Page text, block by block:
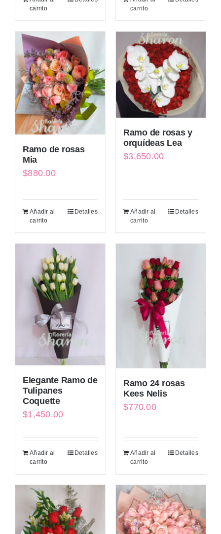
carrito
carrito
Ramo de rosas
Mia
$880.00
Añadir al
carrito
Detalles
Ramo de rosas y
orquídeas Lea
$3,650.00
Añadir al
carrito
Detalles
Elegante Ramo de
Tulipanes
Coquette
$1,450.00
Añadir al
carrito
Detalles
Ramo 24 rosas
Kees Nelis
$770.00
Añadir al
carrito
Detalles